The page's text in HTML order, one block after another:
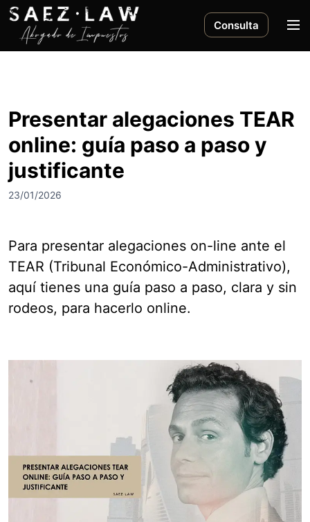
Consulta
M
Presentar alegaciones TEAR
online: guía paso a paso y
justificante
23/01/2026
Para presentar alegaciones on-line ante el
TEAR (Tribunal Económico-Administrativo),
aquí tienes una guía paso a paso, clara y sin
rodeos, para hacerlo online.